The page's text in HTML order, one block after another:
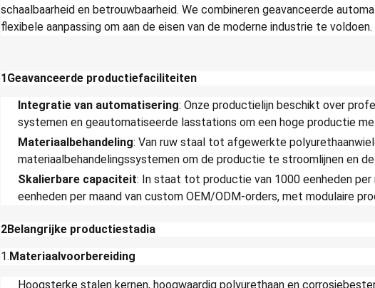
schaalbaarheid en betrouwbaarheid. We combineren geavanceerde
flexibele aanpassing om aan de eisen van de moderne industrie te voldoen.
1Geavanceerde productiefaciliteiten
Integratie van automatisering: Onze productielijn beschikt over
systemen en geautomatiseerde lasstations om een hoge productie
Materiaalbehandeling: Van ruw staal tot afgewerkte
materiaalbehandelingssystemen om de productie te stroomlijnen en
Skalierbare capaciteit: In staat tot productie van 1000 eenheden per
eenheden per maand van custom OEM/ODM-orders, met modulaire
2Belangrijke productiestadia
1.Materiaalvoorbereiding
Hoogsterke stalen kernen, hoogwaardig polyurethaan en